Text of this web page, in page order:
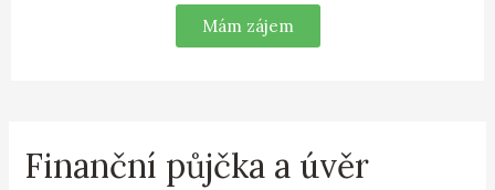
Mám zájem
Finanční půjčka a úvěr